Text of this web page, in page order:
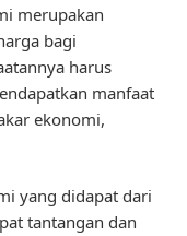
merupakan
bagi
harus
manfaat
ekonomi,
yang didapat dari
tantangan dan